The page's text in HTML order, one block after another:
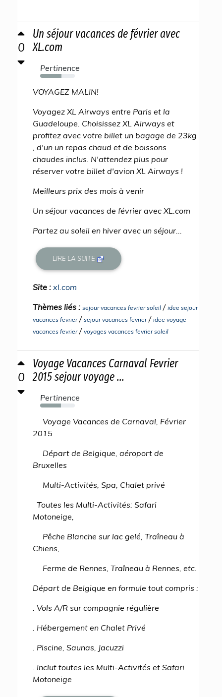
0
Un séjour vacances de février avec
XL.com
Pertinence
62%
VOYAGEZ MALIN!
Voyagez XL Airways entre Paris et la
Guadeloupe. Choisissez XL Airways et
profitez avec votre billet un bagage de 23kg
, d'un un repas chaud et de boissons
chaudes inclus. N'attendez plus pour
réserver votre billet d'avion XL Airways !
Meilleurs prix des mois à venir
Un séjour vacances de février avec XL.com
Partez au soleil en hiver avec un séjour...
LIRE LA SUITE
Site : xl.com
Thèmes liés : sejour vacances fevrier soleil / idee sejour
vacances fevrier/ sejour vacances fevrier/ idee voyage
vacances fevrier/ voyages vacances fevrier soleil
0
Voyage Vacances Carnaval Fevrier
2015 sejour voyage ...
Pertinence
60%
Voyage Vacances de Carnaval, Février
2015
Départ de Belgique, aéroport de
Bruxelles
Multi-Activités, Spa, Chalet privé
Toutes les Multi-Activités: Safari
Motoneige,
Pêche Blanche sur lac gelé, Traîneau à
Chiens,
Ferme de Rennes, Traîneau à Rennes, etc.
Départ de Belgique en formule tout compris :
. Vols A/R sur compagnie régulière
. Hébergement en Chalet Privé
. Piscine, Saunas, Jacuzzi
. Inclut toutes les Multi-Activités et Safari
Motoneige